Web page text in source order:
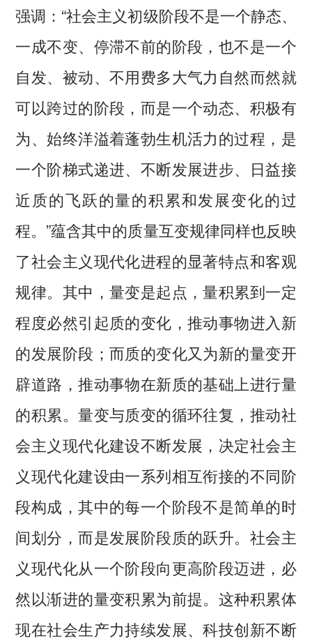
强调：“社会主义初级阶段不是一个静态、
一成不变、停滞不前的阶段，也不是一个
自发、被动、不用费多大气力自然而然就
可以跨过的阶段，而是一个动态、积极有
为、始终洋溢着蓬勃生机活力的过程，是
一个阶梯式递进、不断发展进步、日益接
近质的飞跃的量的积累和发展变化的过
程。”蕴含其中的质量互变规律同样也反映
了社会主义现代化进程的显著特点和客观
规律。其中，量变是起点，量积累到一定
程度必然引起质的变化，推动事物进入新
的发展阶段；而质的变化又为新的量变开
辟道路，推动事物在新质的基础上进行量
的积累。量变与质变的循环往复，推动社
会主义现代化建设不断发展，决定社会主
义现代化建设由一系列相互衔接的不同阶
段构成，其中的每一个阶段不是简单的时
间划分，而是发展阶段质的跃升。社会主
义现代化从一个阶段向更高阶段迈进，必
然以渐进的量变积累为前提。这种积累体
现在社会生产力持续发展、科技创新不断